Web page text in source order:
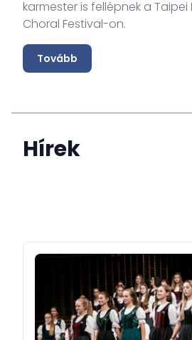
karmester is fellépnek a
Choral Festival-on.
Tovább
Hírek